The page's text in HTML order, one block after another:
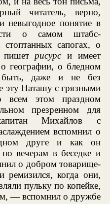
читатель, верно,
невыгодное понятие в
о самом штабс-
сапогах, о
пишет рисурси имеет
географии, о бледном
даже и не без
эту Наташу с грязными
этом праздном
презренном для
Михайлов с
вспомнил о
друге и как он
вечерам в беседке и
о добром товарище-
ремизился, когда они,
пульку по копейке,
— вспомнил о дружбе